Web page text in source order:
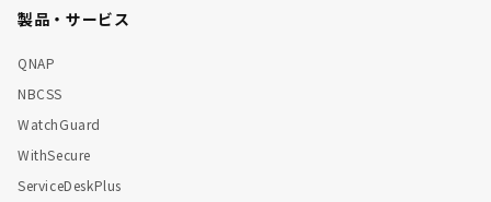
製品・サービス
QNAP
NBCSS
WatchGuard
WithSecure
ServiceDeskPlus